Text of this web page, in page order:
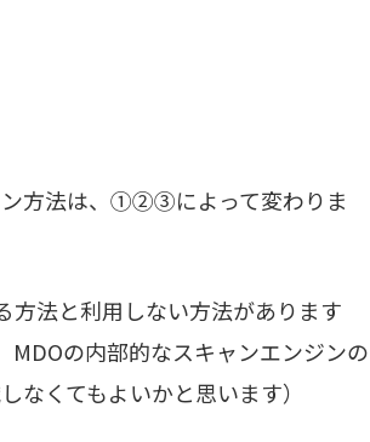
ン方法は、①②③によって変わりま
方法と利用しない方法があります
MDOの内部的なスキャンエンジンの
なくてもよいかと思います）